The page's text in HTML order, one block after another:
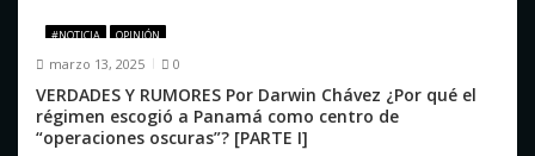
#NOTICIA OPINIÓN
marzo 13, 2025 0
VERDADES Y RUMORES Por Darwin Chávez ¿Por qué el
régimen escogió a Panamá como centro de
“operaciones oscuras”? [PARTE I]